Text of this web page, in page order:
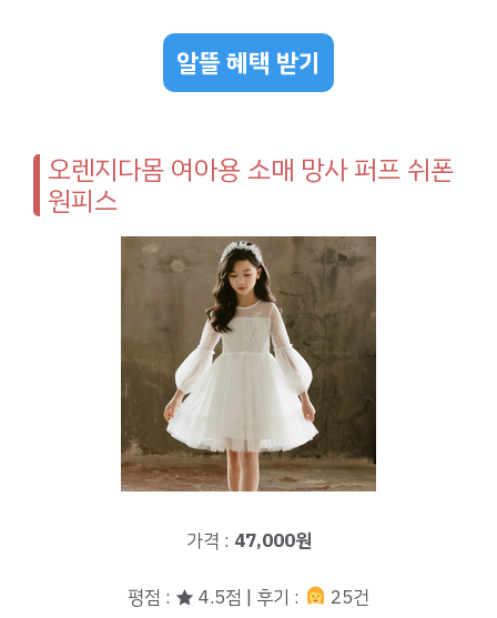
알뜰 혜택 받기
오렌지다몸 여아용 소매 망사 퍼프 쉬폰
원피스
가격 : 47,000원
평점 : ★ 4.5점 | 후기 : 25건